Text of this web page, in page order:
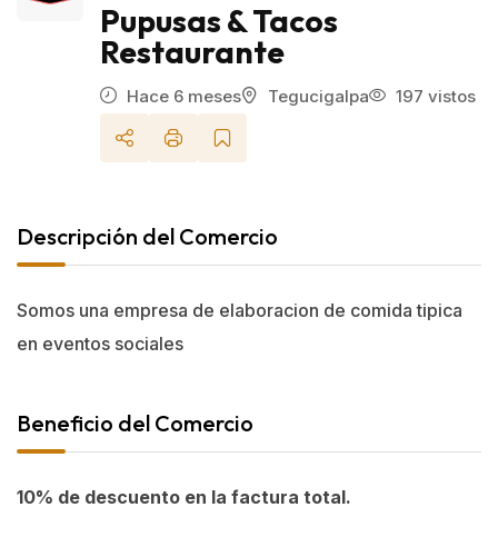
Pupusas & Tacos
Restaurante
Hace 6 meses Tegucigalpa 197 vistos
Descripción del Comercio
Somos una empresa de elaboracion de comida tipica
en eventos sociales
Beneficio del Comercio
10% de descuento en la factura total.